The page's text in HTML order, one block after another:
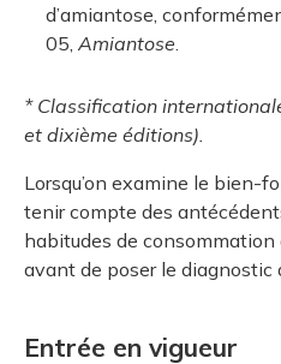
d’amiantose,
05, Amiantose.
* Classification
et dixième éditions).
Lorsqu’on examine le bien-
tenir compte des
habitudes de consommation
avant de poser le diagnostic
Entrée en vigueur